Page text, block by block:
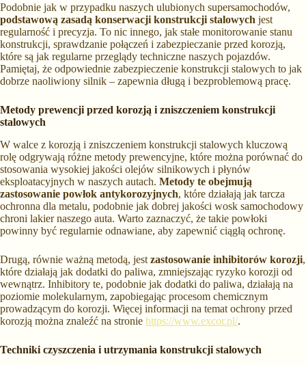
Podobnie jak w przypadku naszych ulubionych supersamochodów,
podstawową zasadą konserwacji konstrukcji stalowych jest
regularność i precyzja. To nic innego, jak stałe monitorowanie stanu
konstrukcji, sprawdzanie połączeń i zabezpieczanie przed korozją,
które są jak regularne przeglądy techniczne naszych pojazdów.
Pamiętaj, że odpowiednie zabezpieczenie konstrukcji stalowych to jak
dobrze naoliwiony silnik – zapewnia długą i bezproblemową pracę.
Metody prewencji przed korozją i zniszczeniem konstrukcji
stalowych
W walce z korozją i zniszczeniem konstrukcji stalowych kluczową
rolę odgrywają różne metody prewencyjne, które można porównać do
stosowania wysokiej jakości olejów silnikowych i płynów
eksploatacyjnych w naszych autach. Metody te obejmują
zastosowanie powłok antykorozyjnych, które działają jak tarcza
ochronna dla metalu, podobnie jak dobrej jakości wosk samochodowy
chroni lakier naszego auta. Warto zaznaczyć, że takie powłoki
powinny być regularnie odnawiane, aby zapewnić ciągłą ochronę.
Drugą, równie ważną metodą, jest zastosowanie inhibitorów korozji,
które działają jak dodatki do paliwa, zmniejszając ryzyko korozji od
wewnątrz. Inhibitory te, podobnie jak dodatki do paliwa, działają na
poziomie molekularnym, zapobiegając procesom chemicznym
prowadzącym do korozji. Więcej informacji na temat ochrony przed
korozją można znaleźć na stronie https://www.excor.pl/.
Techniki czyszczenia i utrzymania konstrukcji stalowych